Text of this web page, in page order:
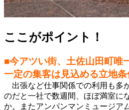
ここがポイント！
■今アツい街、土佐山田町唯
一定の集客は見込める立地条
出張など仕事関係での利用も多
のだと一社で数週間、ほぼ満室に
か。またアンパンマンミュージア